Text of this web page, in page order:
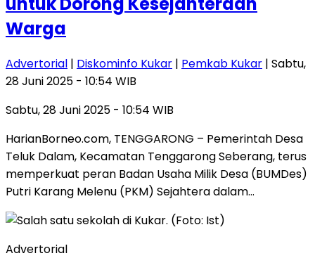
Warga
Advertorial | Diskominfo Kukar | Pemkab Kukar | Sabtu,
28 Juni 2025 - 10:54 WIB
Sabtu, 28 Juni 2025 - 10:54 WIB
HarianBorneo.com, TENGGARONG – Pemerintah Desa
Teluk Dalam, Kecamatan Tenggarong Seberang, terus
memperkuat peran Badan Usaha Milik Desa (BUMDes)
Putri Karang Melenu (PKM) Sejahtera dalam…
Advertorial